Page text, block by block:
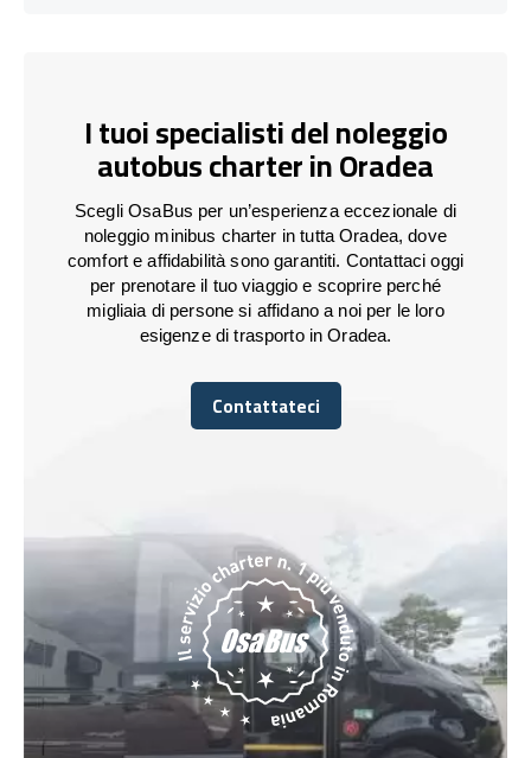
I tuoi specialisti del noleggio
autobus charter in Oradea
Scegli OsaBus per un’esperienza eccezionale di
noleggio minibus charter in tutta Oradea, dove
comfort e affidabilità sono garantiti. Contattaci oggi
per prenotare il tuo viaggio e scoprire perché
migliaia di persone si affidano a noi per le loro
esigenze di trasporto in Oradea.
Contattateci
Contattateci